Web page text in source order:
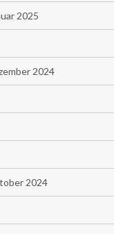
2025
2024
2024